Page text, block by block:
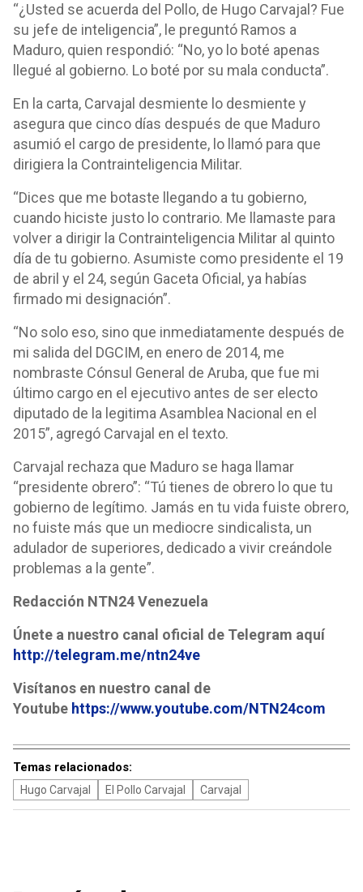
“¿Usted se acuerda del Pollo, de Hugo Carvajal? Fue
su jefe de inteligencia”, le preguntó Ramos a
Maduro, quien respondió: “No, yo lo boté apenas
llegué al gobierno. Lo boté por su mala conducta”.
En la carta, Carvajal desmiente lo desmiente y
asegura que cinco días después de que Maduro
asumió el cargo de presidente, lo llamó para que
dirigiera la Contrainteligencia Militar.
“Dices que me botaste llegando a tu gobierno,
cuando hiciste justo lo contrario. Me llamaste para
volver a dirigir la Contrainteligencia Militar al quinto
día de tu gobierno. Asumiste como presidente el 19
de abril y el 24, según Gaceta Oficial, ya habías
firmado mi designación”.
“No solo eso, sino que inmediatamente después de
mi salida del DGCIM, en enero de 2014, me
nombraste Cónsul General de Aruba, que fue mi
último cargo en el ejecutivo antes de ser electo
diputado de la legitima Asamblea Nacional en el
2015”, agregó Carvajal en el texto.
Carvajal rechaza que Maduro se haga llamar
“presidente obrero”: “Tú tienes de obrero lo que tu
gobierno de legítimo. Jamás en tu vida fuiste obrero,
no fuiste más que un mediocre sindicalista, un
adulador de superiores, dedicado a vivir creándole
problemas a la gente”.
Redacción NTN24 Venezuela
Únete a nuestro canal oficial de Telegram aquí
http://telegram.me/ntn24ve
Visítanos en nuestro canal de
Youtube https://www.youtube.com/NTN24com
Temas relacionados:
Hugo Carvajal El Pollo Carvajal Carvajal